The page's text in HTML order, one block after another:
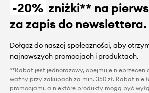
-20% zniżki** na
za zapis do newslettera.
Dołącz do naszej społeczności, aby
najnowszych promocjach i produktach.
**Rabat jest jednorazowy, obejmuje
ważny przy zakupach za min. 350 zł. Rabat nie
promocjami, a niektóre produkty mogą być